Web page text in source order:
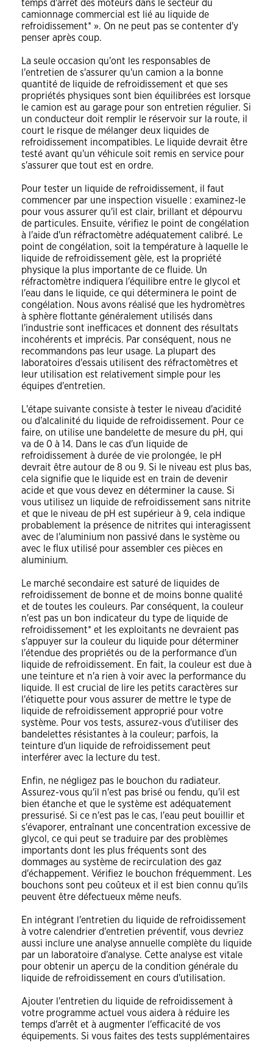
temps d'arrêt des moteurs dans le secteur du
camionnage commercial est lié au liquide de
refroidissement* ». On ne peut pas se contenter d'y
penser après coup.
La seule occasion qu'ont les responsables de
l'entretien de s'assurer qu'un camion a la bonne
quantité de liquide de refroidissement et que ses
propriétés physiques sont bien équilibrées est lorsque
le camion est au garage pour son entretien régulier. Si
un conducteur doit remplir le réservoir sur la route, il
court le risque de mélanger deux liquides de
refroidissement incompatibles. Le liquide devrait être
testé avant qu'un véhicule soit remis en service pour
s'assurer que tout est en ordre.
Pour tester un liquide de refroidissement, il faut
commencer par une inspection visuelle : examinez-le
pour vous assurer qu'il est clair, brillant et dépourvu
de particules. Ensuite, vérifiez le point de congélation
à l'aide d'un réfractomètre adéquatement calibré. Le
point de congélation, soit la température à laquelle le
liquide de refroidissement gèle, est la propriété
physique la plus importante de ce fluide. Un
réfractomètre indiquera l'équilibre entre le glycol et
l'eau dans le liquide, ce qui déterminera le point de
congélation. Nous avons réalisé que les hydromètres
à sphère flottante généralement utilisés dans
l'industrie sont inefficaces et donnent des résultats
incohérents et imprécis. Par conséquent, nous ne
recommandons pas leur usage. La plupart des
laboratoires d'essais utilisent des réfractomètres et
leur utilisation est relativement simple pour les
équipes d'entretien.
L'étape suivante consiste à tester le niveau d'acidité
ou d'alcalinité du liquide de refroidissement. Pour ce
faire, on utilise une bandelette de mesure du pH, qui
va de 0 à 14. Dans le cas d'un liquide de
refroidissement à durée de vie prolongée, le pH
devrait être autour de 8 ou 9. Si le niveau est plus bas,
cela signifie que le liquide est en train de devenir
acide et que vous devez en déterminer la cause. Si
vous utilisez un liquide de refroidissement sans nitrite
et que le niveau de pH est supérieur à 9, cela indique
probablement la présence de nitrites qui interagissent
avec de l'aluminium non passivé dans le système ou
avec le flux utilisé pour assembler ces pièces en
aluminium.
Le marché secondaire est saturé de liquides de
refroidissement de bonne et de moins bonne qualité
et de toutes les couleurs. Par conséquent, la couleur
n'est pas un bon indicateur du type de liquide de
refroidissement* et les exploitants ne devraient pas
s'appuyer sur la couleur du liquide pour déterminer
l'étendue des propriétés ou de la performance d'un
liquide de refroidissement. En fait, la couleur est due à
une teinture et n'a rien à voir avec la performance du
liquide. Il est crucial de lire les petits caractères sur
l'étiquette pour vous assurer de mettre le type de
liquide de refroidissement approprié pour votre
système. Pour vos tests, assurez-vous d'utiliser des
bandelettes résistantes à la couleur; parfois, la
teinture d'un liquide de refroidissement peut
interférer avec la lecture du test.
Enfin, ne négligez pas le bouchon du radiateur.
Assurez-vous qu'il n'est pas brisé ou fendu, qu'il est
bien étanche et que le système est adéquatement
pressurisé. Si ce n'est pas le cas, l'eau peut bouillir et
s'évaporer, entraînant une concentration excessive de
glycol, ce qui peut se traduire par des problèmes
importants dont les plus fréquents sont des
dommages au système de recirculation des gaz
d'échappement. Vérifiez le bouchon fréquemment. Les
bouchons sont peu coûteux et il est bien connu qu'ils
peuvent être défectueux même neufs.
En intégrant l'entretien du liquide de refroidissement
à votre calendrier d'entretien préventif, vous devriez
aussi inclure une analyse annuelle complète du liquide
par un laboratoire d'analyse. Cette analyse est vitale
pour obtenir un aperçu de la condition générale du
liquide de refroidissement en cours d'utilisation.
Ajouter l'entretien du liquide de refroidissement à
votre programme actuel vous aidera à réduire les
temps d'arrêt et à augmenter l'efficacité de vos
équipements. Si vous faites des tests supplémentaires